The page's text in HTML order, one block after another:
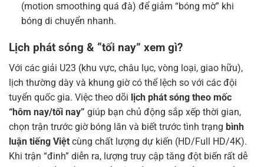
(motion smoothing quá đà) để giảm “bóng mờ” khi
bóng di chuyển nhanh.
Lịch phát sóng & “tối nay” xem gì?
Với các giải U23 (khu vực, châu lục, vòng loại, giao hữu),
lịch thường dày và khung giờ có thể lệch so với các đội
tuyển quốc gia. Việc theo dõi lịch phát sóng theo mốc
“hôm nay/tối nay” giúp bạn chủ động sắp xếp thời gian,
chọn trận trước giờ bóng lăn và biết trước tình trạng bình
luận tiếng Việt cùng chất lượng dự kiến (HD/Full HD/4K).
Khi trận “đinh” diễn ra, lượng truy cập tăng đột biến rất dễ